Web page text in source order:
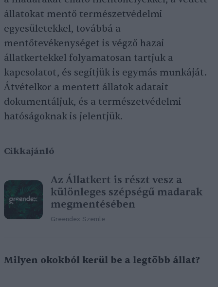
állatokat mentő természetvédelmi
egyesületekkel, továbbá a
mentőtevékenységet is végző hazai
állatkertekkel folyamatosan tartjuk a
kapcsolatot, és segítjük is egymás munkáját.
Átvételkor a mentett állatok adatait
dokumentáljuk, és a természetvédelmi
hatóságoknak is jelentjük.
Cikkajánló
Az Állatkert is részt vesz a
különleges szépségű madarak
megmentésében
Greendex Szemle
Milyen okokból kerül be a legtöbb állat?